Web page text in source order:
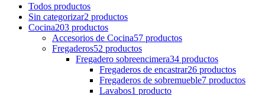
Todos productos
Sin categorizar2 productos
Cocina203 productos
Accesorios de Cocina57 productos
Fregaderos52 productos
Fregadero sobreencimera34 productos
Fregaderos de encastrar26 productos
Fregaderos de sobremueble7 productos
Lavabos1 producto